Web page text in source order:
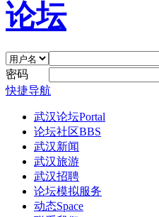
密码
快捷导航
武汉论坛Portal
论坛社区BBS
武汉新闻
武汉旅游
武汉招聘
论坛模拟服务
动态Space